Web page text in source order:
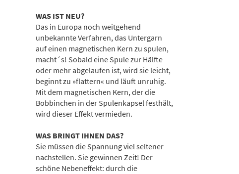
WAS IST NEU?
Das in Europa noch weitgehend
unbekannte Verfahren, das Untergarn
auf einen magnetischen Kern zu spulen,
macht´s! Sobald eine Spule zur Hälfte
oder mehr abgelaufen ist, wird sie leicht,
beginnt zu »flattern« und läuft unruhig.
Mit dem magnetischen Kern, der die
Bobbinchen in der Spulenkapsel festhält,
wird dieser Effekt vermieden.
WAS BRINGT IHNEN DAS?
Sie müssen die Spannung viel seltener
nachstellen. Sie gewinnen Zeit! Der
schöne Nebeneffekt: durch die